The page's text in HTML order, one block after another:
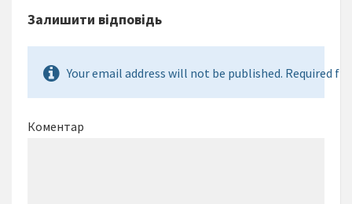
Залишити відповідь
Your email address will not be published. Required
Коментар